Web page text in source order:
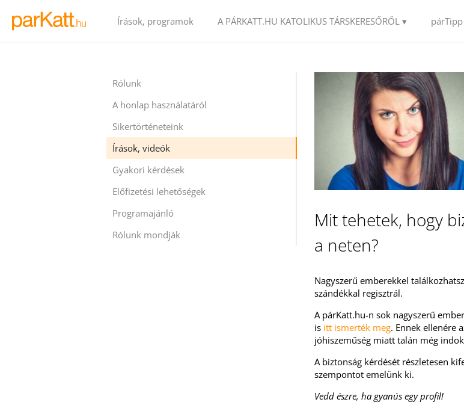
Írások, programok A PÁRKATT.HU KATOLIKUS TÁRSKERESŐRŐL ▾ párTipp
Rólunk
A honlap használatáról
Sikertörténeteink
Írások, videók
Gyakori kérdések
Előfizetési lehetőségek
Programajánló
Rólunk mondják
Mit tehetek, hogy
a neten?
Nagyszerű emberekkel
szándékkal regisztrál.
A párKatt.hu-n sok nagyszerű
is itt ismerték meg. Ennek ellenére
jóhiszeműség miatt talán még
A biztonság kérdését részletesen
szempontot emelünk ki.
Vedd észre, ha gyanús egy profil!